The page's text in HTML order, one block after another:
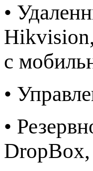
•
с
•
•